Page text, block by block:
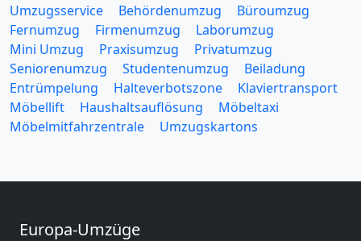
Umzugsservice Behördenumzug
Büroumzug
Fernumzug
Firmenumzug
Laborumzug
Mini Umzug
Praxisumzug
Privatumzug
Seniorenumzug
Studentenumzug
Beiladung
Entrümpelung
Halteverbotszone
Klaviertransport
Möbellift
Haushaltsauflösung
Möbeltaxi
Möbelmitfahrzentrale
Umzugskartons
Europa-Umzüge